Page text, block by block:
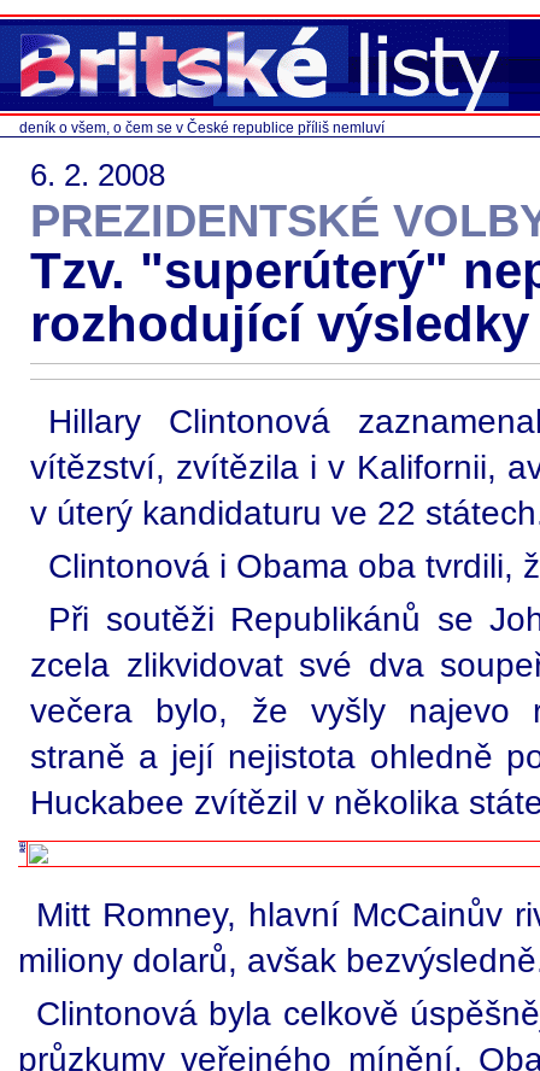
deník o všem, o čem se v České republice příliš nemluví
6. 2. 2008
PREZIDENTSKÉ
Tzv. "superúterý"
rozhodující výsledky
Hillary Clintonová
vítězství, zvítězila i v Kalifornii,
v úterý kandidaturu ve 22
Clintonová i Obama oba tvrdili,
Při soutěži Republikánů se
zcela zlikvidovat své dva
večera bylo, že vyšly najevo
straně a její nejistota ohledně
Huckabee zvítězil v několika
Mitt Romney, hlavní McCainův
miliony dolarů, avšak
Clintonová byla celkově
průzkumy veřejného mínění.